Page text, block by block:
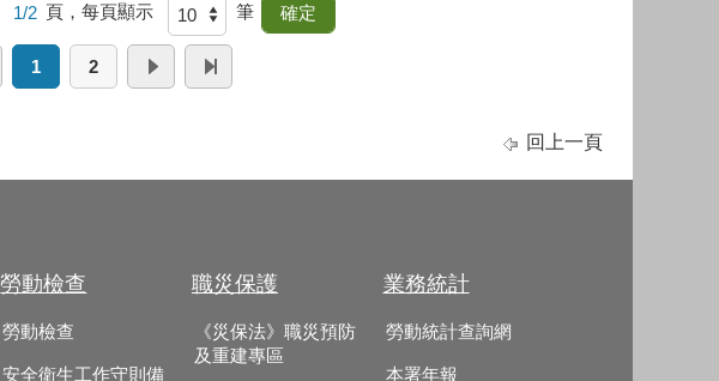
1/2 頁，每頁顯示 筆
1 2
回上一頁
勞動檢查
勞動檢查
安全衛生工作守則備
職災保護
《災保法》職災預防
及重建專區
業務統計
勞動統計查詢網
本署年報